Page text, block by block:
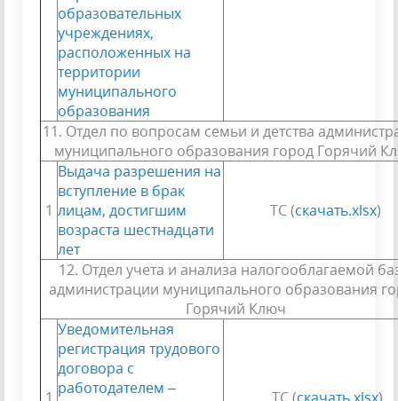
образовательных
учреждениях,
расположенных на
территории
муниципального
образования
11. Отдел по вопросам семьи и детства
муниципального образования город Горячий
1
Выдача разрешения на
вступление в брак
лицам, достигшим
возраста шестнадцати
лет
ТС (скачать.xlsx)
12. Отдел учета и анализа налогооблагаемой
администрации муниципального образования
Горячий Ключ
Уведомительная
регистрация трудового
договора с
работодателем –